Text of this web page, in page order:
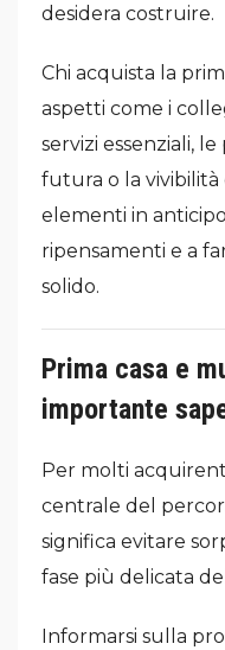
desidera costruire.
Chi acquista la
aspetti come i
servizi essenziali,
futura o la
elementi in
ripensamenti e a
solido.
Prima casa e
importante
Per molti
centrale del
significa evitare
fase più delicata
Informarsi sulla